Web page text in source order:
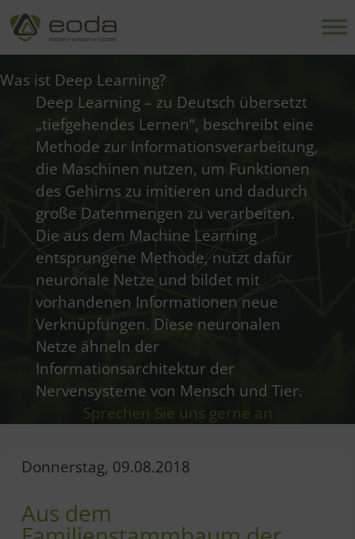
Zum
Inhalt
springen
Was ist Deep Learning?
Deep Learning – zu Deutsch übersetzt
„tiefgehendes Lernen“, beschreibt eine
Methode zur Informationsverarbeitung,
die Maschinen nutzen, um Funktionen
des Gehirns zu imitieren und dadurch
große Datenmengen zu verarbeiten.
Die aus dem Machine Learning
entsprungene Methode, nutzt dafür
neuronale Netze und bildet mit
vorhandenen Informationen neue
Verknüpfungen. Diese neuronalen
Netze ähneln der
Informationsarchitektur der
Nervensysteme von Mensch und Tier.
Sprechen Sie uns gerne an
Donnerstag, 09.08.2018
Aus dem